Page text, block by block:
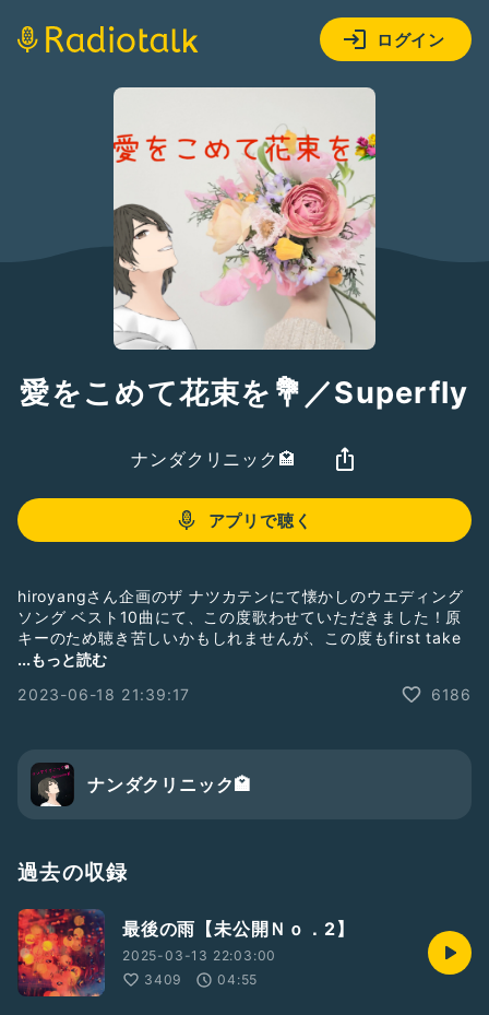
ログイン
愛をこめて花束を💐／Superfly
ナンダクリニック🏩
アプリで聴く
hiroyangさん企画のザ ナツカテンにて懐かしのウエディング
ソング ベスト10曲にて、この度歌わせていただきました！原
キーのため聴き苦しいかもしれませんが、この度もfirst take
にて✌️✨️
イヤフォン推奨
#ウエディングソング
...もっと読む
2023-06-18 21:39:17
6186
ナンダクリニック🏩
過去の収録
最後の雨【未公開Ｎｏ．2】
2025-03-13 22:03:00
3409
04:55